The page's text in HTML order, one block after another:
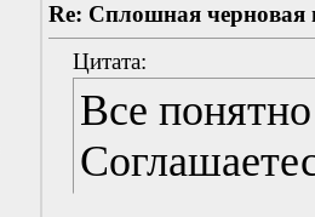
Re: Сплошная черновая
Цитата:
Все